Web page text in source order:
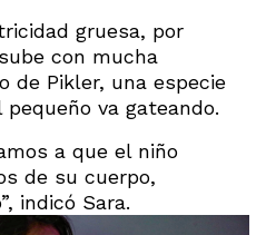
gruesa, por
con mucha
de Pikler, una especie
va gateando.
a que el niño
de su cuerpo,
indicó Sara.